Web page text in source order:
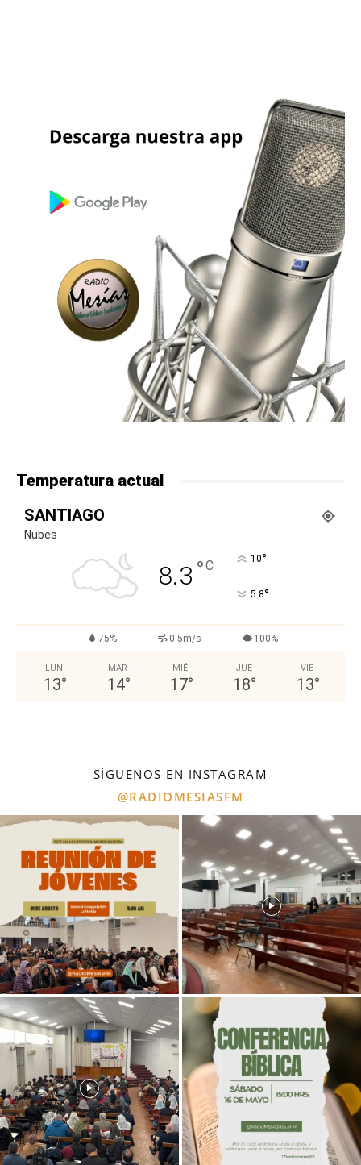
Temperatura actual
SANTIAGO
Nubes
8.3 °C 10°
5.8°
75% 0.5m/s 100%
LUN
13°
MAR
14°
MIÉ
17°
JUE
18°
VIE
13°
SÍGUENOS EN INSTAGRAM
@RADIOMESIASFM